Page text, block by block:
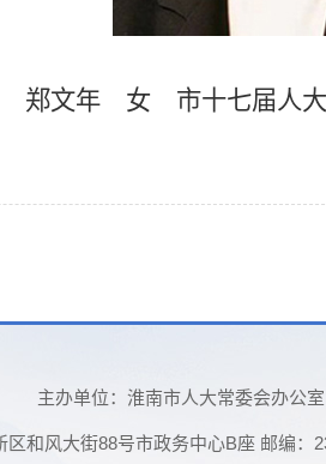
郑文年 女 市十七届人
主办单位：淮南市人大常委会办公室
和风大街88号市政务中心B座 邮编：